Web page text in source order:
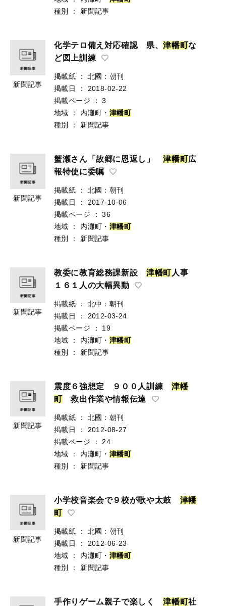
種別
： 新聞記事
新聞記事
化学テロ備え対応確認 県、津幡町な
ど図上訓練
掲載紙 ：
北國：朝刊
掲載日
：
2018-02-22
掲載ページ
：
3
地域
： 内灘町・ 津幡町
種別
： 新聞記事
新聞記事
蟹瀬さん「故郷に恩返し」津幡町広
報特使に委嘱
掲載紙 ：
北國：朝刊
掲載日
：
2017-10-06
掲載ページ
：
36
地域
： 内灘町・ 津幡町
種別
： 新聞記事
新聞記事
教委に教育総務課新設津幡町人事
１６１人の大幅異動
掲載紙 ：
北中：朝刊
掲載日
：
2012-03-24
掲載ページ
：
19
地域
： 内灘町・ 津幡町
種別
： 新聞記事
新聞記事
震度６強想定 ９００人訓練 津幡
町救出作業や情報伝達
掲載紙 ：
北國：朝刊
掲載日
：
2012-08-27
掲載ページ
：
24
地域
： 内灘町・ 津幡町
種別
： 新聞記事
新聞記事
小学校音楽会で９校が歌や太鼓 津幡
町
掲載紙 ：
北國：朝刊
掲載日
：
2012-06-23
地域
： 内灘町・ 津幡町
種別
： 新聞記事
手作りゲーム親子で楽しく津幡町社